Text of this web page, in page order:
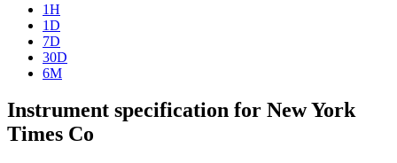
1H
1D
7D
30D
6M
Instrument specification for New York
Times Co